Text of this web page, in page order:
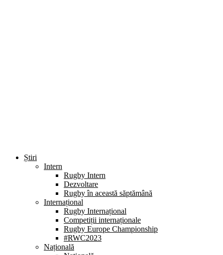
Știri
Intern
Rugby Intern
Dezvoltare
Rugby în această săptămână
Internațional
Rugby Internațional
Competiții internaționale
Rugby Europe Championship
#RWC2023
Națională